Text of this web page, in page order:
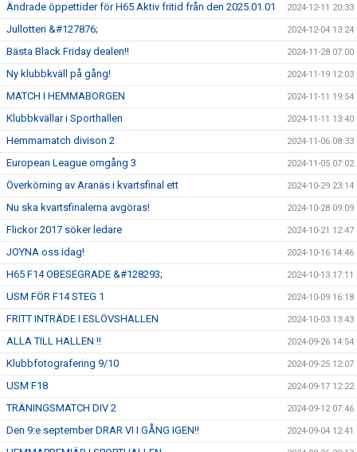
Ändrade öppettider för H65 Aktiv fritid från den 2025.01.01 2024-12-11 20:33
Jullotteri &#127876; 2024-12-04 13:24
Bästa Black Friday dealen!! 2024-11-28 07:00
Ny klubbkväll på gång! 2024-11-19 12:03
MATCH I HEMMABORGEN 2024-11-11 19:54
Klubbkvällar i Sporthallen 2024-11-11 13:40
Hemmamatch divison 2 2024-11-06 08:33
European League omgång 3 2024-11-05 07:02
Överkörning av Aranäs i kvartsfinal ett 2024-10-29 23:14
Nu ska kvartsfinalerna avgöras! 2024-10-28 09:09
Flickor 2017 söker ledare 2024-10-21 12:47
JOYNA oss idag! 2024-10-16 14:46
H65 F14 OBESEGRADE &#128293; 2024-10-13 17:11
USM FÖR F14 STEG 1 2024-10-09 16:18
FRITT INTRÄDE I ESLÖVSHALLEN 2024-10-03 13:43
ALLA TILL HALLEN !! 2024-09-26 14:54
Klubbfotografering 9/10 2024-09-25 12:07
USM F18 2024-09-17 12:22
TRÄNINGSMATCH DIV 2 2024-09-12 07:46
Den 9:e september DRAR VI I GÅNG IGEN!! 2024-09-04 12:41